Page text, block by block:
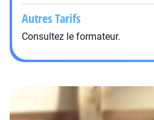
Autres Tarifs
Consultez le formateur.